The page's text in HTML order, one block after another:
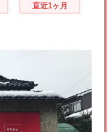
直近1ヶ月